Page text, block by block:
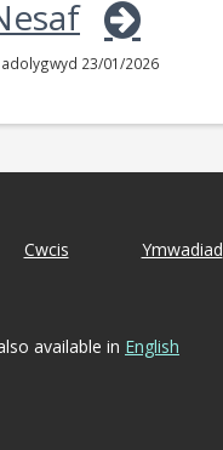
adolygwyd 23/01/2026
Cwcis Ymwadiad
available in English